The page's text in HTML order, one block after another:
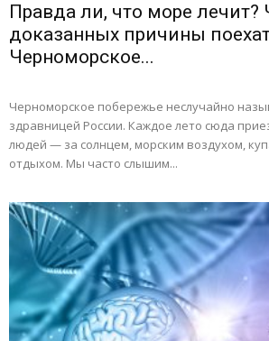
Правда ли, что море лечит?
доказанных причины
Черноморское...
Черноморское побережье неслучайно
здравницей России. Каждое лето сюда
людей — за солнцем, морским воздухом,
отдыхом. Мы часто слышим...